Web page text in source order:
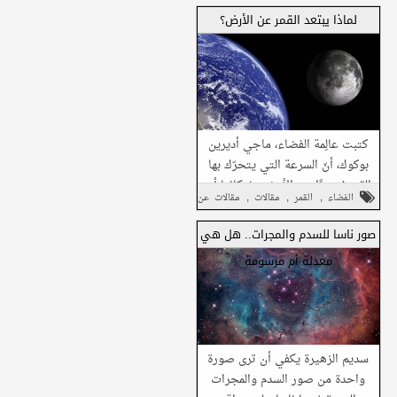
شارك في واتساب
1905،...
والتكنولوجيا,مقالات عن الفضاء
شارك هذا مع
أصدقائك
شارك على فيسبوك
شارك على تويتر
شارك في واتساب
لماذا يبتعد القمر عن الأرض؟
كتبت عالِمة الفضاء، ماجي أديرين
بوكوك، أنّ السرعة التي يتحرّك بها
القمر مُبتعِدًا عن الأرض، بإمكانها أن
تؤثِّر على الحياة الموجودة على...
الفضاء , القمر , مقالات , مقالات عن
الفضاء
شارك هذا مع
أصدقائك
صور ناسا للسدم والمجرات.. هل هي
معدلة أم مرسومة
سديم الزهيرة يكفي أن ترى صورة
واحدة من صور السدم والمجرات